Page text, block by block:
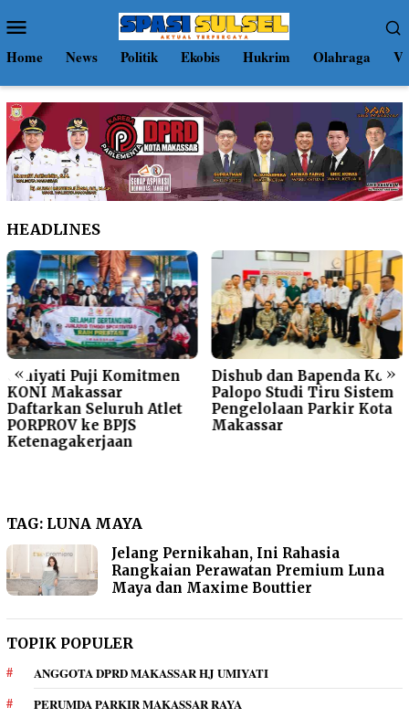
ke
kontenMobile
Home News Politik Ekobis Hukrim Olahraga
HEADLINES
« »
Umiyati Puji Komitmen
KONI Makassar
Daftarkan Seluruh Atlet
PORPROV ke BPJS
Ketenagakerjaan
Dishub dan Bapenda Kota
Palopo Studi Tiru Sistem
Pengelolaan Parkir Kota
Makassar
TAG: LUNA MAYA
Jelang Pernikahan, Ini Rahasia
Rangkaian Perawatan Premium Luna
Maya dan Maxime Bouttier
TOPIK POPULER
ANGGOTA DPRD MAKASSAR HJ UMIYATI
PERUMDA PARKIR MAKASSAR RAYA